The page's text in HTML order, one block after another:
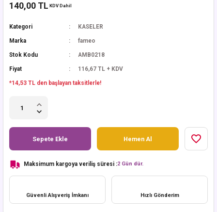
140,00 TL KDV Dahil
Kategori KASELER
Marka fameo
Stok Kodu AMB0218
Fiyat 116,67 TL + KDV
*14,53 TL den başlayan taksitlerle!
Sepete Ekle Hemen Al
Maksimum kargoya veriliş süresi :2 Gün dür.
Güvenli Alışveriş İmkanı Hızlı Gönderim